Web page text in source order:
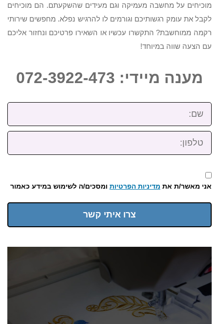
מוכיחים על מחשבה מעמיקה וגם מעידים שהשקעתם. הם מוכיחים
לקבל את עומק רגשותיכם וגורמים לו להרגיש נפלא. מחפשים שירותי
רקמה ממוחשבת? התקשרו עכשיו או השאירו פרטיכם ונחזור אליכם
עם הצעה שווה במיוחד!
מענה מיידי: 072-3922-473
שם:
טלפון:
אני מאשר/ת את מדיניות הפרטיות ומסכים/ה לשימוש במידע כאמור
צרו איתי קשר